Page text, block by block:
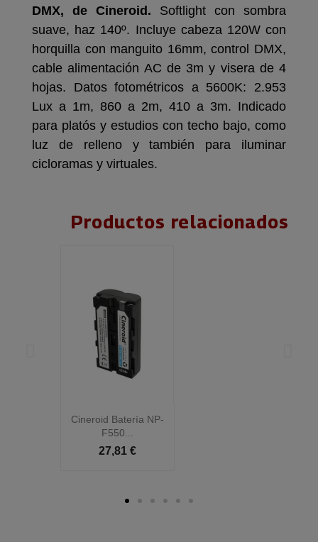
DMX, de Cineroid. Softlight con sombra
suave, haz 140º. Incluye cabeza 120W con
horquilla con manguito 16mm, control DMX,
cable alimentación AC de 3m y visera de 4
hojas. Datos fotométricos a 5600K: 2.953
Lux a 1m, 860 a 2m, 410 a 3m. Indicado
para platós y estudios con techo bajo, como
luz de relleno y también para iluminar
cicloramas y virtuales.
Productos relacionados
Cineroid Batería NP-
F550...
27,81 €